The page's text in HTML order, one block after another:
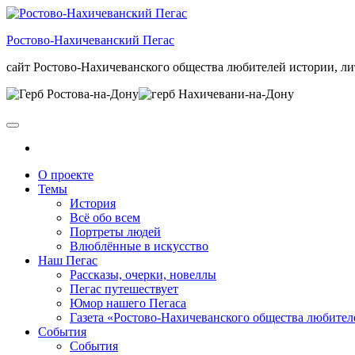
Skip
the
Ростово-Нахичеванский Пегас
сайт Ростово-Нахичеванского общества любителей истории,
О проекте
Темы
История
Всё обо всем
Портреты людей
Влюблённые в искусство
Наш Пегас
Рассказы, очерки, новеллы
Пегас путешествует
Юмор нашего Пегаса
Газета «Ростово-Нахичеванского общества
События
События